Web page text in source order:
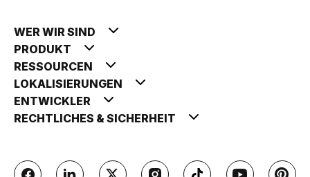
WER WIR SIND
PRODUKT
RESSOURCEN
LOKALISIERUNGEN
ENTWICKLER
RECHTLICHES & SICHERHEIT